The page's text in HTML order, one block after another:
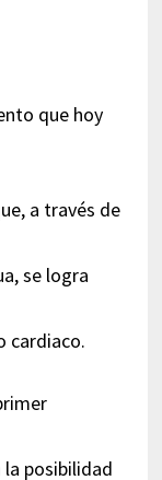
que hoy
a través de
se logra
cardiaco.
posibilidad